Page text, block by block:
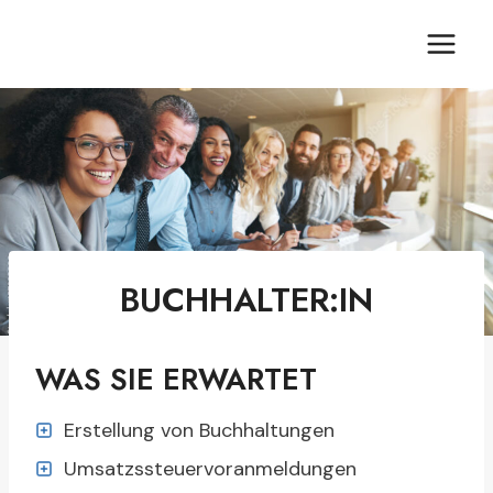
springen
BUCHHALTER:IN
WAS SIE ERWARTET
Erstellung von Buchhaltungen
Umsatzssteuervoranmeldungen